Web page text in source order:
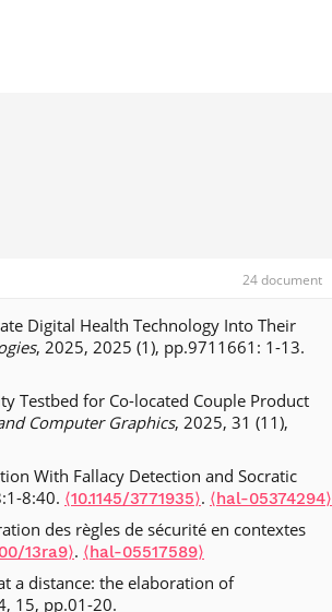
24 document
Digital Health Technology Into Their
, 2025, 2025 (1), pp.9711661: 1-13.
Testbed for Co-located Couple Product
Computer Graphics, 2025, 31 (11),
With Fallacy Detection and Socratic
8:40. ⟨10.1145/3771935⟩. ⟨hal-05374294⟩
des règles de sécurité en contextes
13ra9⟩. ⟨hal-05517589⟩
a distance: the elaboration of
15, pp.01-20.